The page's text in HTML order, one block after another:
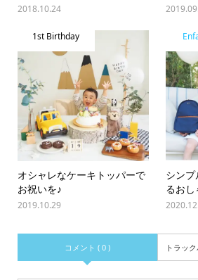
2018.10.24
1st Birthday
オシャレなケーキトッパーで
お祝いを♪
2019.10.29
シンプ
るお
コメント ( 0 ) トラッ